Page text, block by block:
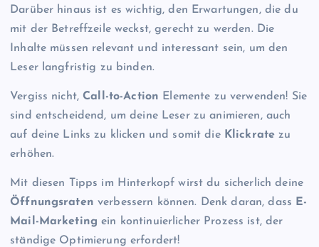
Darüber hinaus ist es wichtig, den Erwartungen, die du
mit der Betreffzeile weckst, gerecht zu werden. Die
Inhalte müssen relevant und interessant sein, um den
Leser langfristig zu binden.
Vergiss nicht,Call-to-Action Elemente zu verwenden! Sie
sind entscheidend, um deine Leser zu animieren, auch
auf deine Links zu klicken und somit die Klickrate zu
erhöhen.
Mit diesen Tipps im Hinterkopf wirst du sicherlich deine
Öffnungsraten verbessern können. Denk daran, dass
E-
Mail-Marketing ein kontinuierlicher Prozess ist, der
ständige Optimierung erfordert!